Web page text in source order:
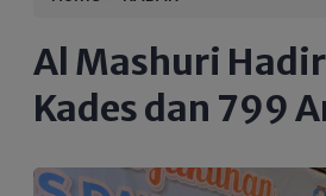
Al Mashuri
Kades dan 799